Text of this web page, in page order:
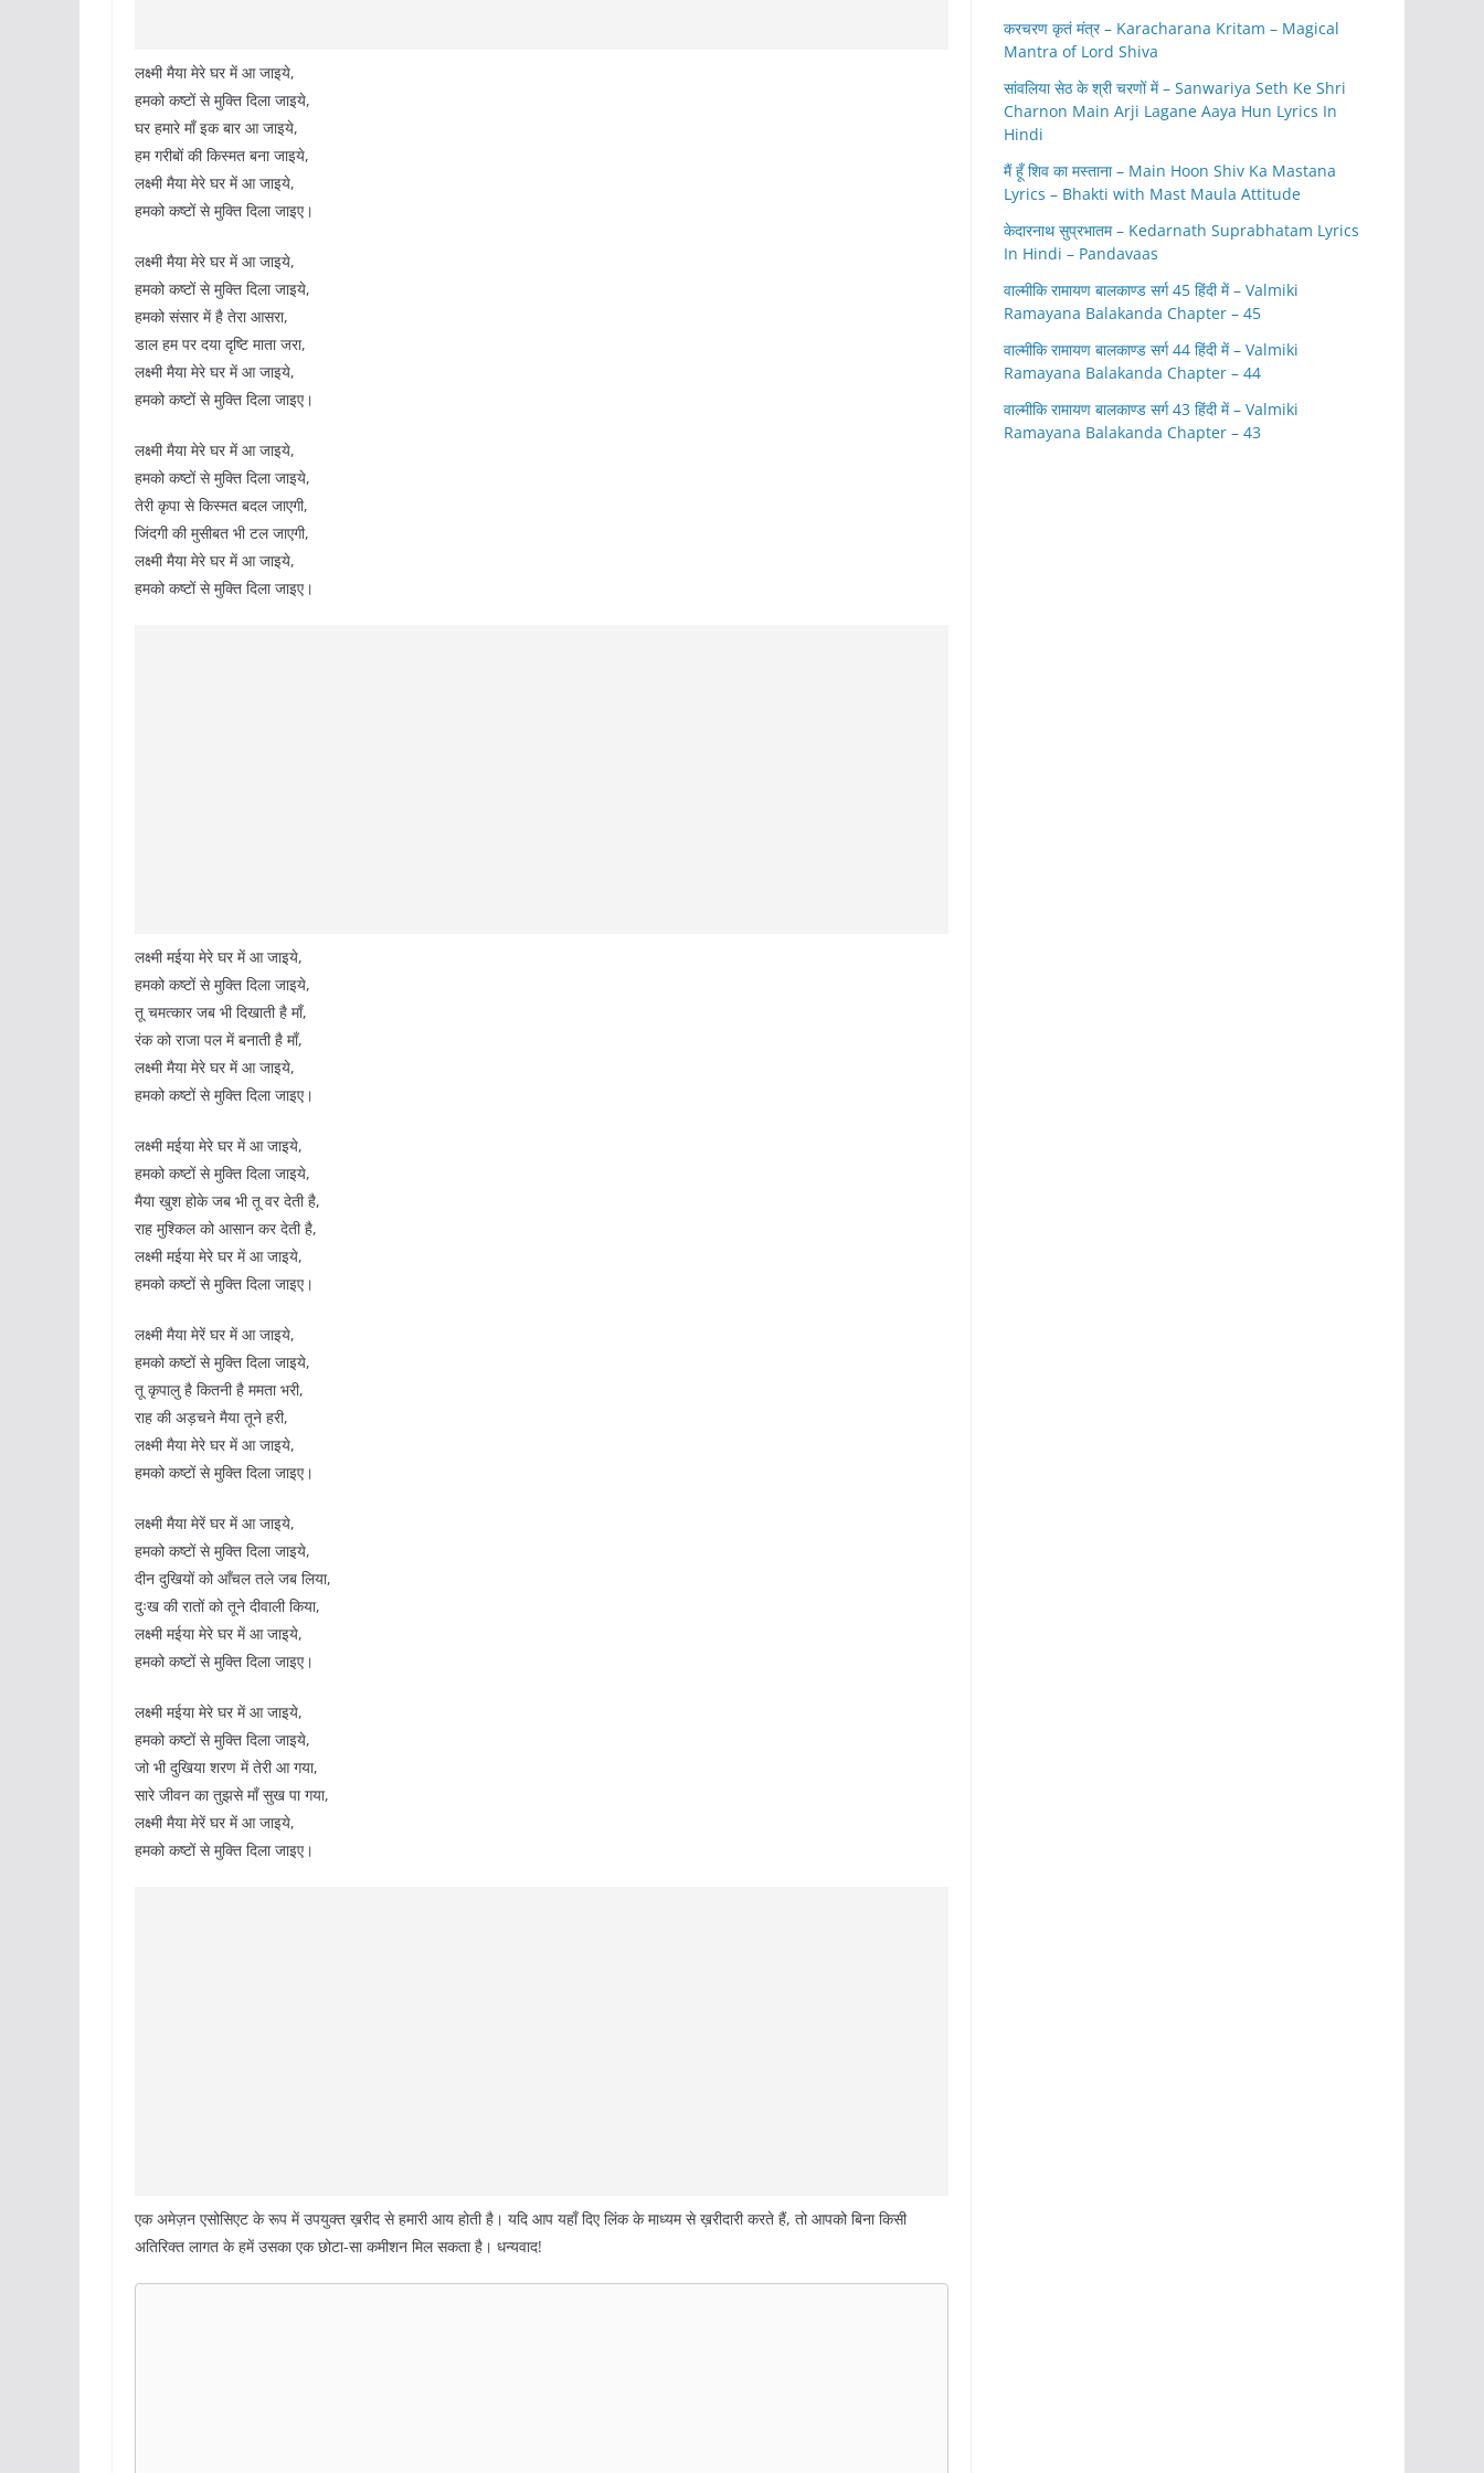
लक्ष्मी मैया मेरे घर में आ जाइये,
हमको कष्टों से मुक्ति दिला जाइये,
घर हमारे माँ इक बार आ जाइये,
हम गरीबों की किस्मत बना जाइये,
लक्ष्मी मैया मेरे घर में आ जाइये,
हमको कष्टों से मुक्ति दिला जाइए।
लक्ष्मी मैया मेरे घर में आ जाइये,
हमको कष्टों से मुक्ति दिला जाइये,
हमको संसार में है तेरा आसरा,
डाल हम पर दया दृष्टि माता जरा,
लक्ष्मी मैया मेरे घर में आ जाइये,
हमको कष्टों से मुक्ति दिला जाइए।
लक्ष्मी मैया मेरे घर में आ जाइये,
हमको कष्टों से मुक्ति दिला जाइये,
तेरी कृपा से किस्मत बदल जाएगी,
जिंदगी की मुसीबत भी टल जाएगी,
लक्ष्मी मैया मेरे घर में आ जाइये,
हमको कष्टों से मुक्ति दिला जाइए।
लक्ष्मी मईया मेरे घर में आ जाइये,
हमको कष्टों से मुक्ति दिला जाइये,
तू चमत्कार जब भी दिखाती है माँ,
रंक को राजा पल में बनाती है माँ,
लक्ष्मी मैया मेरे घर में आ जाइये,
हमको कष्टों से मुक्ति दिला जाइए।
लक्ष्मी मईया मेरे घर में आ जाइये,
हमको कष्टों से मुक्ति दिला जाइये,
मैया खुश होके जब भी तू वर देती है,
राह मुश्किल को आसान कर देती है,
लक्ष्मी मईया मेरे घर में आ जाइये,
हमको कष्टों से मुक्ति दिला जाइए।
लक्ष्मी मैया मेरें घर में आ जाइये,
हमको कष्टों से मुक्ति दिला जाइये,
तू कृपालु है कितनी है ममता भरी,
राह की अड़चने मैया तूने हरी,
लक्ष्मी मैया मेरे घर में आ जाइये,
हमको कष्टों से मुक्ति दिला जाइए।
लक्ष्मी मैया मेरें घर में आ जाइये,
हमको कष्टों से मुक्ति दिला जाइये,
दीन दुखियों को आँचल तले जब लिया,
दुःख की रातों को तूने दीवाली किया,
लक्ष्मी मईया मेरे घर में आ जाइये,
हमको कष्टों से मुक्ति दिला जाइए।
लक्ष्मी मईया मेरे घर में आ जाइये,
हमको कष्टों से मुक्ति दिला जाइये,
जो भी दुखिया शरण में तेरी आ गया,
सारे जीवन का तुझसे माँ सुख पा गया,
लक्ष्मी मैया मेरें घर में आ जाइये,
हमको कष्टों से मुक्ति दिला जाइए।
एक अमेज़न एसोसिएट के रूप में उपयुक्त ख़रीद से हमारी आय होती है। यदि आप यहाँ दिए लिंक के माध्यम से ख़रीदारी करते हैं, तो आपको बिना किसी
अतिरिक्त लागत के हमें उसका एक छोटा-सा कमीशन मिल सकता है। धन्यवाद!
करचरण कृतं मंत्र – Karacharana Kritam – Magical
Mantra of Lord Shiva
सांवलिया सेठ के श्री चरणों में – Sanwariya Seth Ke Shri
Charnon Main Arji Lagane Aaya Hun Lyrics In
Hindi
मैं हूँ शिव का मस्ताना – Main Hoon Shiv Ka Mastana
Lyrics – Bhakti with Mast Maula Attitude
केदारनाथ सुप्रभातम – Kedarnath Suprabhatam Lyrics
In Hindi – Pandavaas
वाल्मीकि रामायण बालकाण्ड सर्ग 45 हिंदी में – Valmiki
Ramayana Balakanda Chapter – 45
वाल्मीकि रामायण बालकाण्ड सर्ग 44 हिंदी में – Valmiki
Ramayana Balakanda Chapter – 44
वाल्मीकि रामायण बालकाण्ड सर्ग 43 हिंदी में – Valmiki
Ramayana Balakanda Chapter – 43